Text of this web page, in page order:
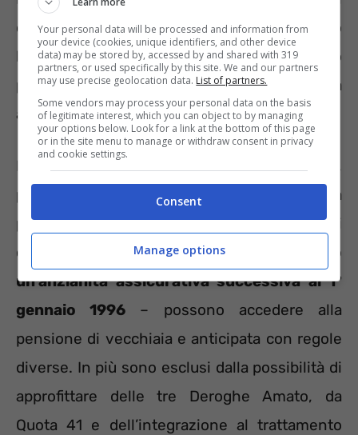
due anni. Significa che ogni biennio cambiano
le direttive di calcolo del trattamento
pensionistico in relazione alla quota riferita
alla parte contributiva.
L’introduzione del sistema contributivo ha,
poi, modificato i criteri di accesso alla
pensione. Occorre specificare, infatti, che i
contributivi puri – ossiacoloro che hanno
un’anzianità assicurativa successiva al 1°
gennaio 1996 – possono accedere alla
pensione di vecchiaia e anticipata con regole
diverse. In più sono esclusi dalla possibilità di
approfittare delle tre Deroghe Amato, da
Quota 41 e dell’integrazione al trattamento
Your personal data will be processed and information from
your device (cookies, unique identifiers, and other device
data) may be stored by, accessed by and shared with 319
partners, or used specifically by this site. We and our partners
may use precise geolocation data. List of partners.
Some vendors may process your personal data on the basis
of legitimate interest, which you can object to by managing
your options below. Look for a link at the bottom of this page
or in the site menu to manage or withdraw consent in privacy
and cookie settings.
Consent
Manage options